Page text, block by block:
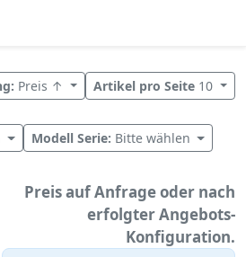
Preis ↑ Artikel pro Seite 10
Modell Serie: Bitte wählen
Preis auf Anfrage oder nach
erfolgter Angebots-
Konfiguration.